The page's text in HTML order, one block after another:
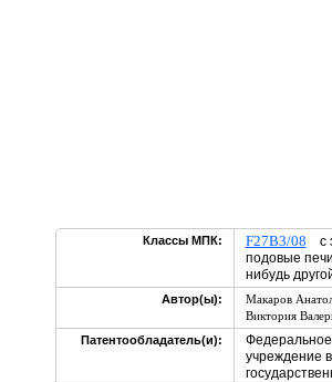
Классы МПК: F27B3/08 с
подовые
нибудь
Автор(ы): Макаров
Виктория
Патентообладатель(и):
учреждение